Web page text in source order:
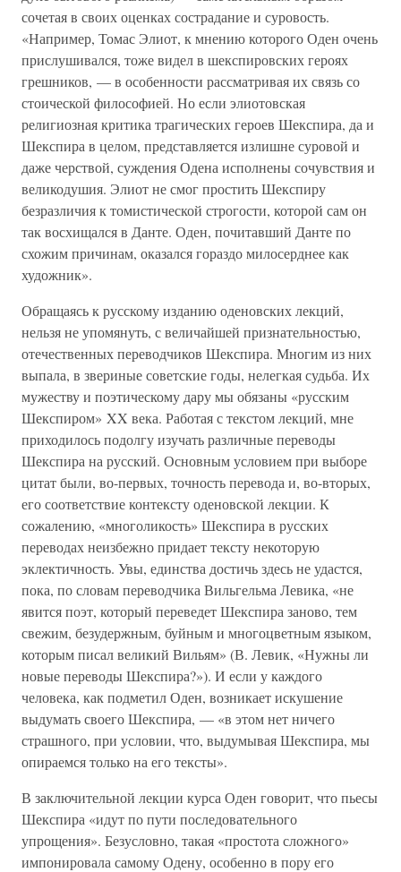
сочетая в своих оценках сострадание и суровость.
«Например, Томас Элиот, к мнению которого Оден очень
прислушивался, тоже видел в шекспировских героях
грешников, — в особенности рассматривая их связь со
стоической философией. Но если элиотовская
религиозная критика трагических героев Шекспира, да и
Шекспира в целом, представляется излишне суровой и
даже черствой, суждения Одена исполнены сочувствия и
великодушия. Элиот не смог простить Шекспиру
безразличия к томистической строгости, которой сам он
так восхищался в Данте. Оден, почитавший Данте по
схожим причинам, оказался гораздо милосерднее как
художник».
Обращаясь к русскому изданию оденовских лекций,
нельзя не упомянуть, с величайшей признательностью,
отечественных переводчиков Шекспира. Многим из них
выпала, в звериные советские годы, нелегкая судьба. Их
мужеству и поэтическому дару мы обязаны «русским
Шекспиром» XX века. Работая с текстом лекций, мне
приходилось подолгу изучать различные переводы
Шекспира на русский. Основным условием при выборе
цитат были, во-первых, точность перевода и, во-вторых,
его соответствие контексту оденовской лекции. К
сожалению, «многоликость» Шекспира в русских
переводах неизбежно придает тексту некоторую
эклектичность. Увы, единства достичь здесь не удастся,
пока, по словам переводчика Вильгельма Левика, «не
явится поэт, который переведет Шекспира заново, тем
свежим, безудержным, буйным и многоцветным языком,
которым писал великий Вильям» (В. Левик, «Нужны ли
новые переводы Шекспира?»). И если у каждого
человека, как подметил Оден, возникает искушение
выдумать своего Шекспира, — «в этом нет ничего
страшного, при условии, что, выдумывая Шекспира, мы
опираемся только на его тексты».
В заключительной лекции курса Оден говорит, что пьесы
Шекспира «идут по пути последовательного
упрощения». Безусловно, такая «простота сложного»
импонировала самому Одену, особенно в пору его